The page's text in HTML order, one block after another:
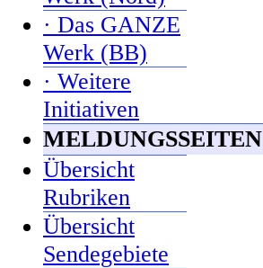
· Das GANZE
Werk (BB)
· Weitere
Initiativen
MELDUNGSSEITEN
Übersicht
Rubriken
Übersicht
Sendegebiete